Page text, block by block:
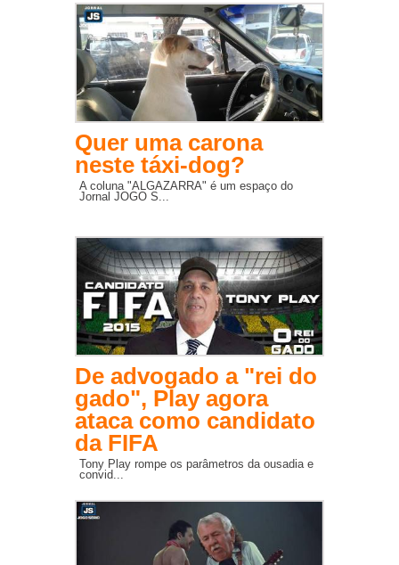
Quer uma carona
neste táxi-dog?
A coluna "ALGAZARRA" é um espaço do
Jornal JOGO S...
De advogado a "rei do
gado", Play agora
ataca como candidato
da FIFA
Tony Play rompe os parâmetros da ousadia e
convid...